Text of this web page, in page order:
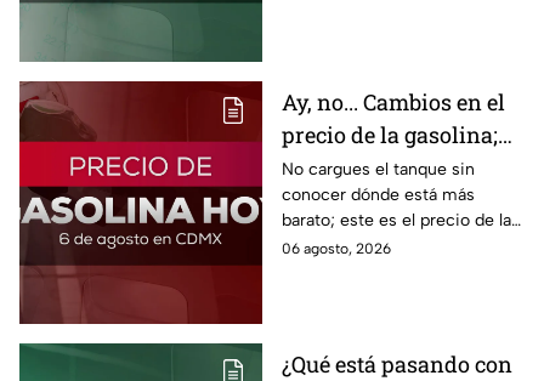
Ay, no... Cambios en el
precio de la gasolina;
así quedó HOY
No cargues el tanque sin
conocer dónde está más
barato; este es el precio de la
gasolina para hoy jueves 6 de
06 agosto, 2026
¿Qué está pasando con